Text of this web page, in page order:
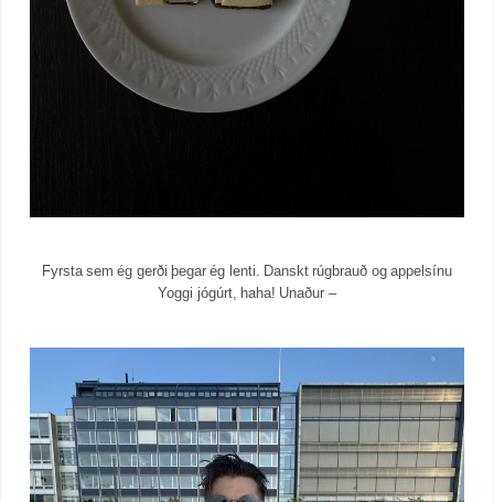
Fyrsta sem ég gerði þegar ég lenti. Danskt rúgbrauð og appelsínu
Yoggi jógúrt, haha! Unaður –